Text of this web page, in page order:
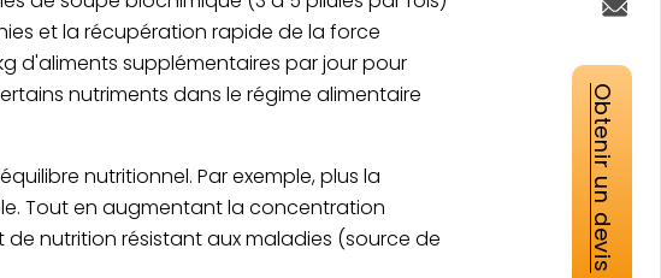
et la récupération rapide de la force
d'aliments supplémentaires par jour pour
nutriments dans le régime alimentaire
nutritionnel. Par exemple, plus la
Tout en augmentant la concentration
nutrition résistant aux maladies (source de
Obtenir un devis